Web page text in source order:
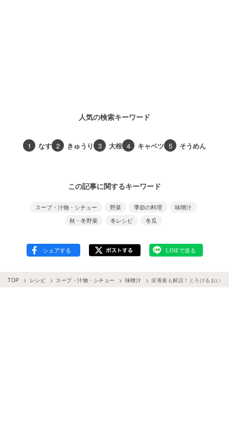
人気の検索キーワード
1 なす 2 きゅうり 3 大根 4 キャベツ 5 そうめん
この記事に関するキーワード
スープ・汁物・シチュー 野菜 季節の料理
味噌汁
秋・冬野菜
冬レシピ 冬瓜
TOP レシピ スープ・汁物・シチュー 味噌汁 栄養素も解説！とろけるおいし